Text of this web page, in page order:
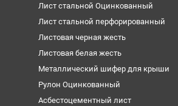
Лист стальной Оцинкованный
Лист стальной перфорированный
Листовая черная жесть
Листовая белая жесть
Металлический шифер для крыши
Рулон Оцинкованный
Асбестоцементный лист